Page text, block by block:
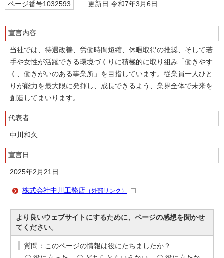
ページ番号1032593 更新日 令和7年3月6日
宣言内容
当社では、待遇改善、労働時間短縮、休暇取得の推奨、そして若
手や女性が活躍できる環境づくりに積極的に取り組み「働きやす
く、働きがいのある事業所」を目指しています。従業員一人ひと
りが能力を最大限に発揮し、成長できるよう、業界全体で未来を
創造してまいります。
代表者
中川和久
宣言日
2025年2月21日
株式会社中川工務店 （外部リンク）
より良いウェブサイトにするために、ページの感想を聞かせ
てください。
質問：このページの情報は役にたちましたか？